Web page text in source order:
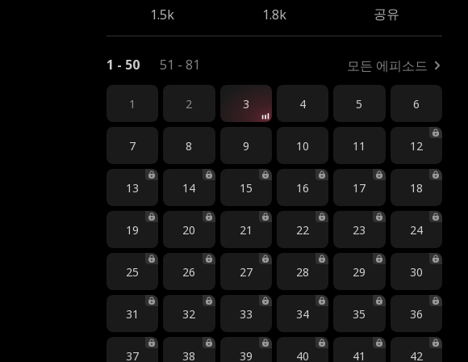
1.5k 1.8k 공유
1 - 50 51 - 81 모든 에피소드
1 2 3 4 5 6
7 8 9 10 11 12
13 14 15 16 17 18
19 20 21 22 23 24
25 26 27 28 29 30
31 32 33 34 35 36
37 38 39 40 41 42